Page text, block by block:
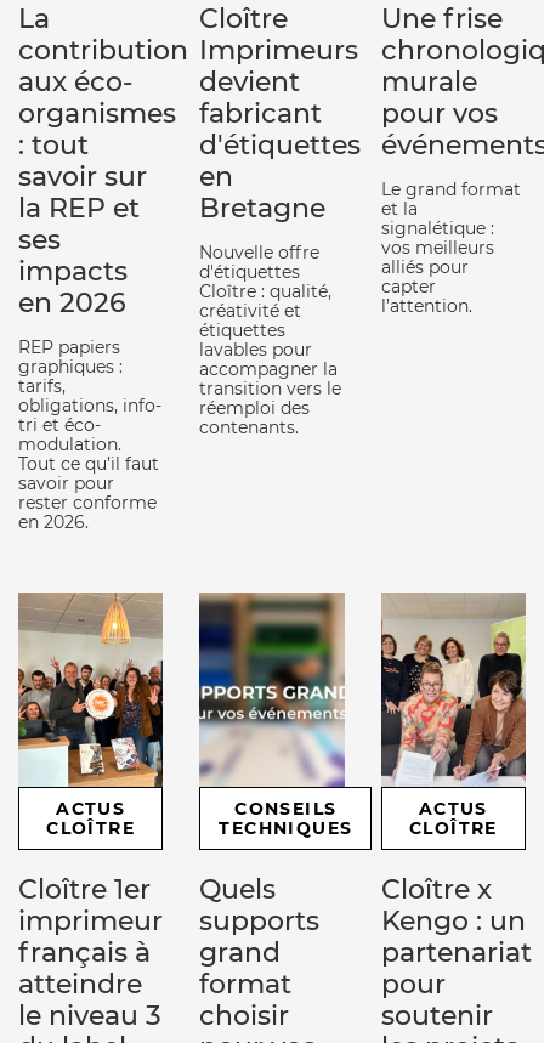
La
contribution
aux éco-
organismes
: tout
savoir sur
la REP et
ses
impacts
en 2026
REP papiers
graphiques :
tarifs,
obligations, info-
tri et éco-
modulation.
Tout ce qu’il faut
savoir pour
rester conforme
en 2026.
Cloître
Imprimeurs
devient
fabricant
d'étiquettes
en
Bretagne
Nouvelle offre
d'étiquettes
Cloître : qualité,
créativité et
étiquettes
lavables pour
accompagner la
transition vers le
réemploi des
contenants.
Une frise
murale
pour vos
Le grand format
et la
signalétique :
vos meilleurs
alliés pour
capter
l’attention.
ACTUS
CLOÎTRE
Cloître 1er
imprimeur
français à
atteindre
le niveau 3
CONSEILS
TECHNIQUES
Quels
supports
grand
format
choisir
ACTUS
CLOÎTRE
Cloître x
Kengo : un
partenariat
pour
soutenir